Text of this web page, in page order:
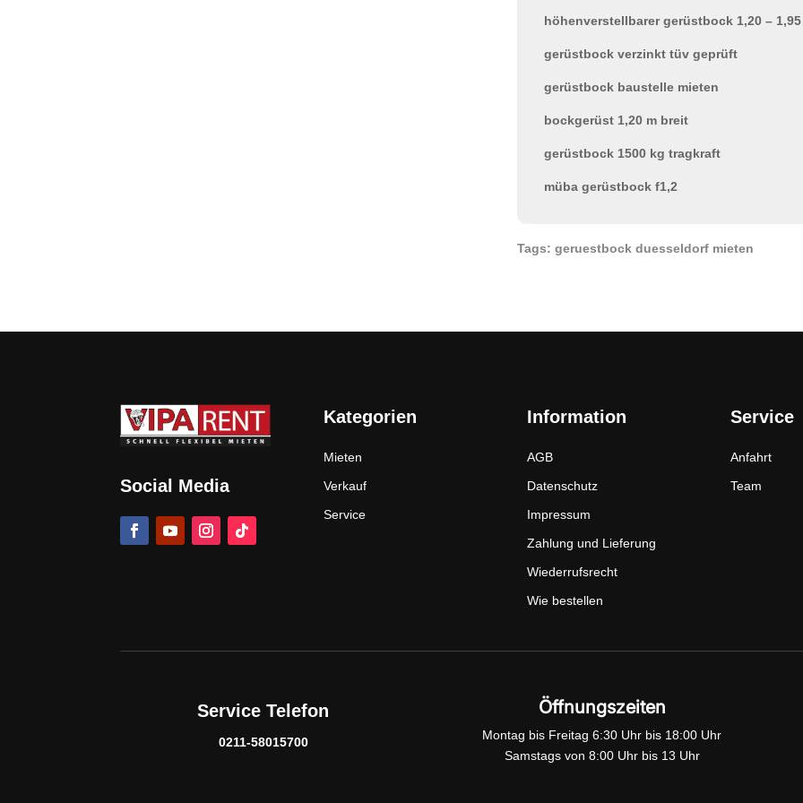
höhenverstellbarer gerüstbock 1,20 –
gerüstbock verzinkt tüv geprüft
gerüstbock baustelle mieten
bockgerüst 1,20 m breit
gerüstbock 1500 kg tragkraft
müba gerüstbock f1,2
Tags: geruestbock duesseldorf mieten
Social Media
Kategorien
Mieten
Verkauf
Service
Information
AGB
Datenschutz
Impressum
Zahlung und Lieferung
Wiederrufsrecht
Wie bestellen
Service
Anfahrt
Team
Service Telefon
0211-58015700
Öffnungszeiten
Montag bis Freitag 6:30 Uhr bis 18:00 Uhr
Samstags von 8:00 Uhr bis 13 Uhr